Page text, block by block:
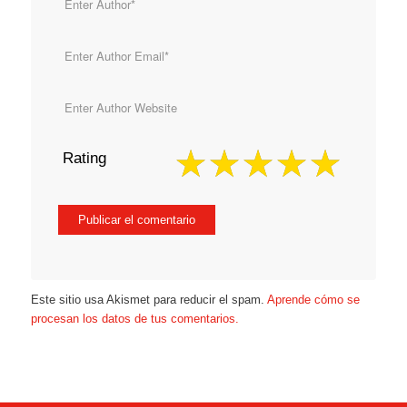
Rating
Este sitio usa Akismet para reducir el spam. Aprende cómo se
procesan los datos de tus comentarios.